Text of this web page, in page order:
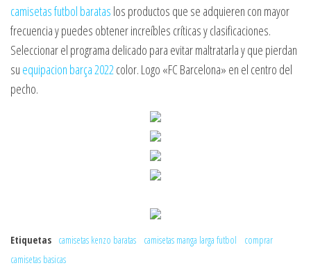
camisetas futbol baratas los productos que se adquieren con mayor
frecuencia y puedes obtener increíbles críticas y clasificaciones.
Seleccionar el programa delicado para evitar maltratarla y que pierdan
su equipacion barça 2022color. Logo «FC Barcelona» en el centro del
pecho.
Etiquetas camisetas kenzo baratas camisetas manga larga futbol
comprar
camisetas basicas